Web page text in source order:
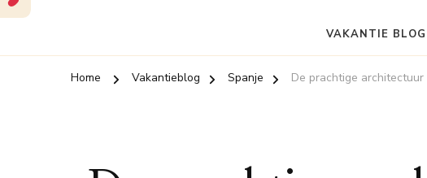
VAKANTIE BLOG
Home Vakantieblog Spanje De prachtige